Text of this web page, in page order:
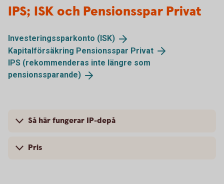
IPS; ISK och Pensionsspar Privat
Investeringssparkonto (ISK)
Kapitalförsäkring Pensionsspar Privat
IPS (rekommenderas inte längre som
pensionssparande)
Så här fungerar IP-depå
Pris